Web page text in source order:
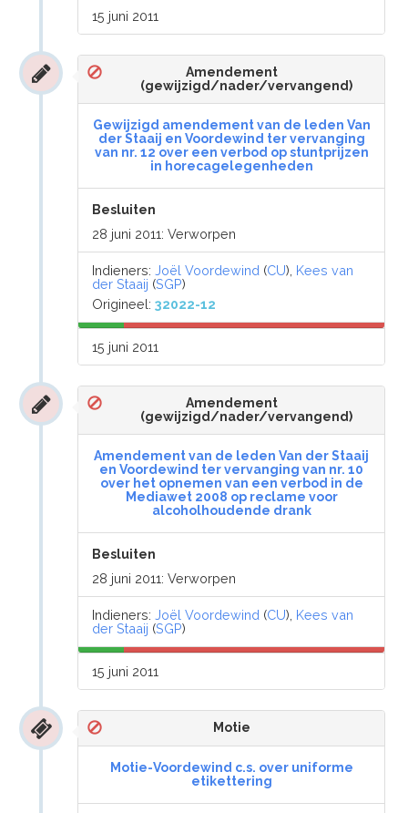
15 juni 2011
Amendement
(gewijzigd/nader/vervangend)
Gewijzigd amendement van de leden Van
der Staaij en Voordewind ter vervanging
van nr. 12 over een verbod op stuntprijzen
in horecagelegenheden
Besluiten
28 juni 2011: Verworpen
Indieners:Joël Voordewind (CU), Kees van
der Staaij (SGP)
Origineel:32022-12
15 juni 2011
Amendement
(gewijzigd/nader/vervangend)
Amendement van de leden Van der Staaij
en Voordewind ter vervanging van nr. 10
over het opnemen van een verbod in de
Mediawet 2008 op reclame voor
alcoholhoudende drank
Besluiten
28 juni 2011: Verworpen
Indieners:Joël Voordewind (CU), Kees van
der Staaij (SGP)
15 juni 2011
Motie
Motie-Voordewind c.s. over uniforme
etikettering